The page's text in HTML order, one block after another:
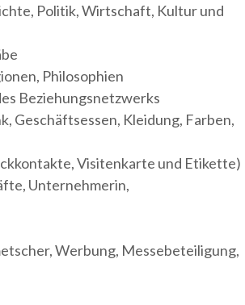
Politik, Wirtschaft, Kultur und
Philosophien
Beziehungsnetzwerks
Geschäftsessen, Kleidung, Farben,
Visitenkarte und Etikette)
Unternehmerin,
Werbung, Messebeteiligung,